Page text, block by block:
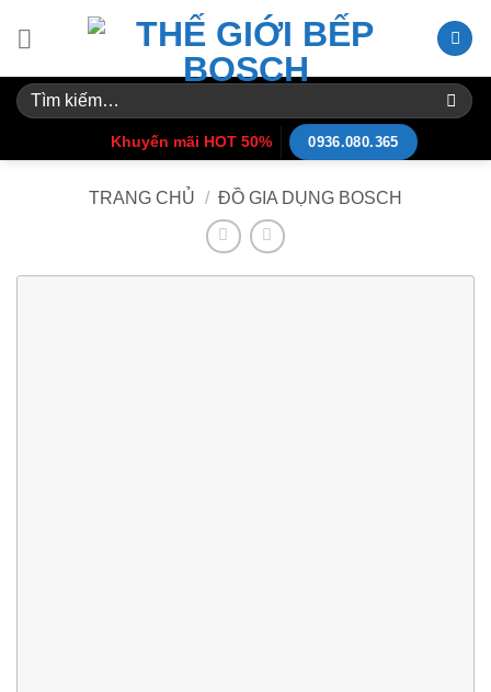
Tìm
kiếm:
Khuyến mãi HOT 50% 0936.080.365
TRANG CHỦ / ĐỒ GIA DỤNG BOSCH